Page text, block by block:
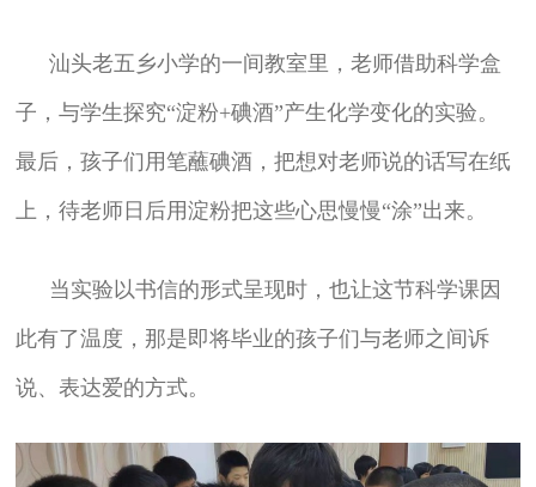
汕头老五乡小学的一间教室里，老师借助科学盒
子，与学生探究“淀粉+碘酒”产生化学变化的实验。
最后，孩子们用笔蘸碘酒，把想对老师说的话写在纸
上，待老师日后用淀粉把这些心思慢慢“涂”出来。
当实验以书信的形式呈现时，也让这节科学课因
此有了温度，那是即将毕业的孩子们与老师之间诉
说、表达爱的方式。